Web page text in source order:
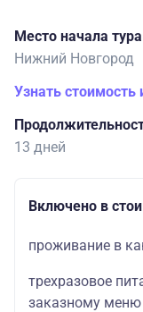
Место начала тура
Нижний Новгород
Узнать стоимость
13 дней
Включено в
проживание в
трехразовое
заказному меню